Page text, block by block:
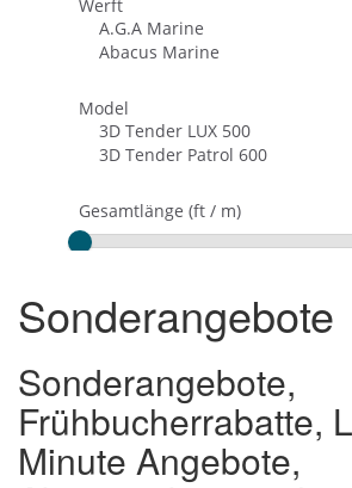
Sonderangebote
Sonderangebote,
Frühbucherrabatte,
Minute Angebote,